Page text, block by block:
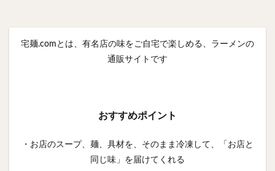
宅麺.comとは、有名店の味をご自宅で楽しめる、ラーメンの
通販サイトです
おすすめポイント
・お店のスープ、麺、具材を、そのまま冷凍して、「お店と
同じ味」を届けてくれる